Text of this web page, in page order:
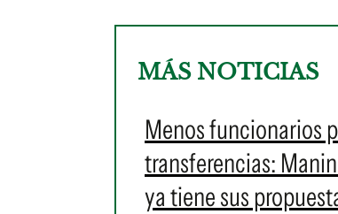
MÁS NOTICIAS
Menos funcionarios
transferencias:
ya tiene sus